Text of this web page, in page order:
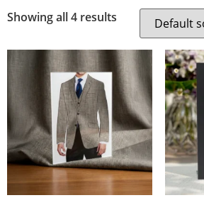
Showing all 4 results